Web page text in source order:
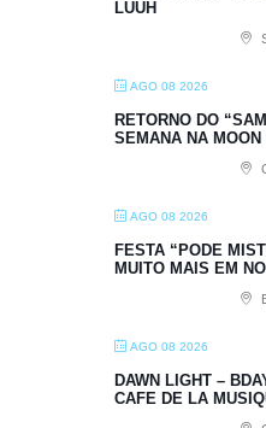
LUUH
AGO 08 2026
RETORNO DO
SEMANA NA
AGO 08 2026
FESTA “PODE
MUITO MAIS EM
AGO 08 2026
DAWN LIGHT –
CAFE DE LA